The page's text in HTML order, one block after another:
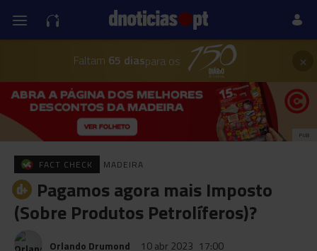
Faltam 65 diaspara os ×
PUB
FACT CHECK MADEIRA
Pagamos agora mais Imposto
(Sobre Produtos Petrolíferos)?
Orlando Drumond 10 abr 2023 17:00